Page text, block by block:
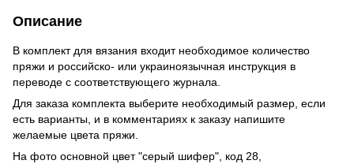
Описание
В комплект для вязания входит необходимое количество
пряжи и российско- или украиноязычная инструкция в
переводе с соответствующего журнала.
Для заказа комплекта выберите необходимый размер, если
есть варианты, и в комментариях к заказу напишите
желаемые цвета пряжи.
На фото основной цвет "серый шифер", код 28,